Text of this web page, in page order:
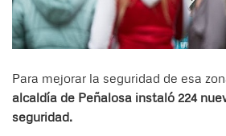
Para mejorar la seguridad de esa
alcaldía de Peñalosa instaló 224
seguridad.